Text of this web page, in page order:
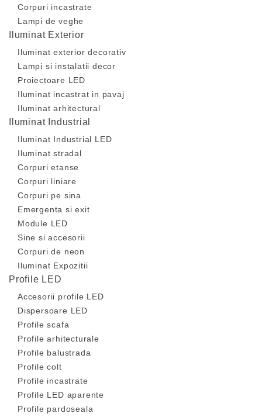
Corpuri incastrate
Lampi de veghe
Iluminat Exterior
Iluminat exterior decorativ
Lampi si instalatii decor
Proiectoare LED
Iluminat incastrat in pavaj
Iluminat arhitectural
Iluminat Industrial
Iluminat Industrial LED
Iluminat stradal
Corpuri etanse
Corpuri liniare
Corpuri pe sina
Emergenta si exit
Module LED
Sine si accesorii
Corpuri de neon
Iluminat Expozitii
Profile LED
Accesorii profile LED
Dispersoare LED
Profile scafa
Profile arhitecturale
Profile balustrada
Profile colt
Profile incastrate
Profile LED aparente
Profile pardoseala